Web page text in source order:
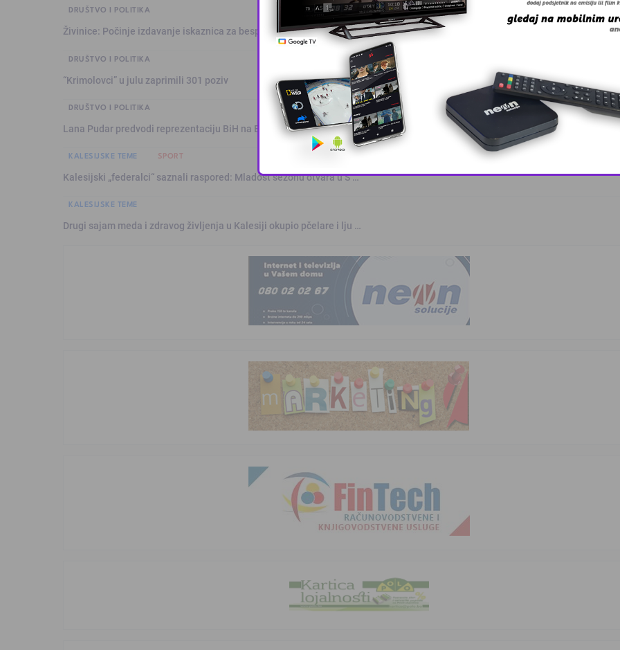
DRUŠTVO I POLITIKA
Živinice: Počinje izdavanje iskaznica za besplatan prevoz
DRUŠTVO I POLITIKA
“Krimolovci” u julu zaprimili 301 poziv
DRUŠTVO I POLITIKA
Lana Pudar predvodi reprezentaciju BiH na Evropskom prvenstvu u Parizu
KALESIJSKE TEME SPORT
Kalesijski „federalci“ saznali raspored: Mladost sezonu otvara u S …
KALESIJSKE TEME
Drugi sajam meda i zdravog življenja u Kalesiji okupio pčelare i lju …